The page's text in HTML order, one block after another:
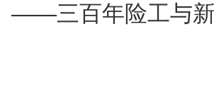
——三百年险工与新